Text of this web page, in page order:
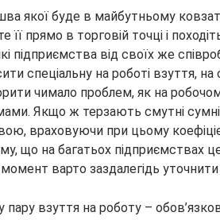
якої буде в майбутньому
її прямо в торговій точці і
підприємства від своїх же
спеціальну на роботі взуття, на
чимало проблем, як на
Якщо ж терзають смутні
враховуючи при цьому
що на багатьох підприємствах
варто заздалегідь
взуття на роботу –